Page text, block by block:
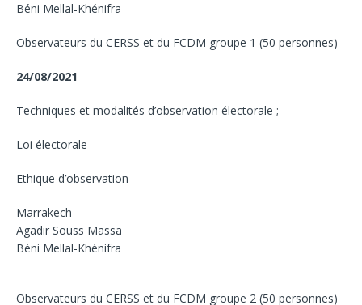
Béni Mellal-Khénifra
Observateurs du CERSS et du FCDM groupe 1 (50 personnes)
24/08/2021
Techniques et modalités d’observation électorale ;
Loi électorale
Ethique d’observation
Marrakech
Agadir Souss Massa
Béni Mellal-Khénifra
Observateurs du CERSS et du FCDM groupe 2 (50 personnes)